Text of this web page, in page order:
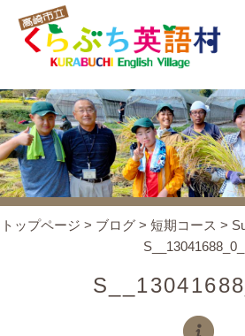
くらぶち英語村とは
コンセプト
トップページ > ブログ> 短期コース >